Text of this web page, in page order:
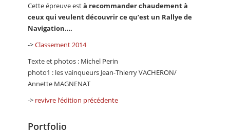
Cette épreuve està recommander chaudement à
ceux qui veulent découvrir ce qu’est un Rallye de
Navigation….
->Classement 2014
Texte et photos : Michel Perin
photo1 : les vainqueurs Jean-Thierry VACHERON/
Annette MAGNENAT
-> revivre l’édition précédente
Portfolio